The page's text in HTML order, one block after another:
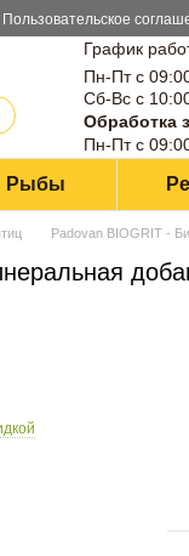
Пользовательское
График
Пн-Пт с
Сб-Вс с
Обработка
Пн-Пт с
Рыбы
Padovan BIOGRIT -